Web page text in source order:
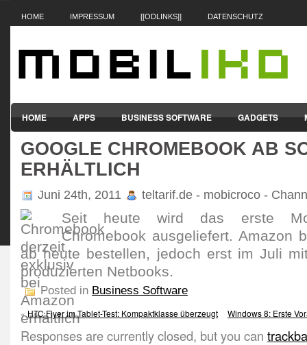
HOME IMPRESSUM [[ODLINKS]] DATENSCHUTZ
HOME APPS BUSINESS SOFTWARE GADGETS
SMARTPHONES & HANDYS TABLET-PCS VERTRÄGE &
GOOGLE CHROMEBOOK AB
ERHÄLTLICH
Juni 24th, 2011 teltarif.de - mobicroco -
Seit heute wird das erste
Chromebook ausgeliefert. Amazon
ab heute bestellen, jedoch erst im Juli
produzierten Netbooks.
Posted in Business Software
«HTC Flyer im Tablet-Test: Kompaktklasse überzeugt Windows 8: Erste
Responses are currently closed, but you can